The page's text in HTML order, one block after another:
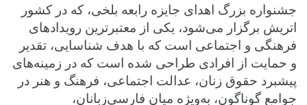
جشنواره بزرگ اهدای جایزه رابعه بلخی، که در کشور
اتریش برگزار می‌شود، یکی از معتبرترین رویدادهای
فرهنگی و اجتماعی است که با هدف شناسایی، تقدیر
و حمایت از افرادی طراحی شده است که در زمینه‌های
پیشبرد حقوق زنان، عدالت اجتماعی، فرهنگ و هنر در
جوامع گوناگون، به‌ویژه میان فارسی‌زبانان،